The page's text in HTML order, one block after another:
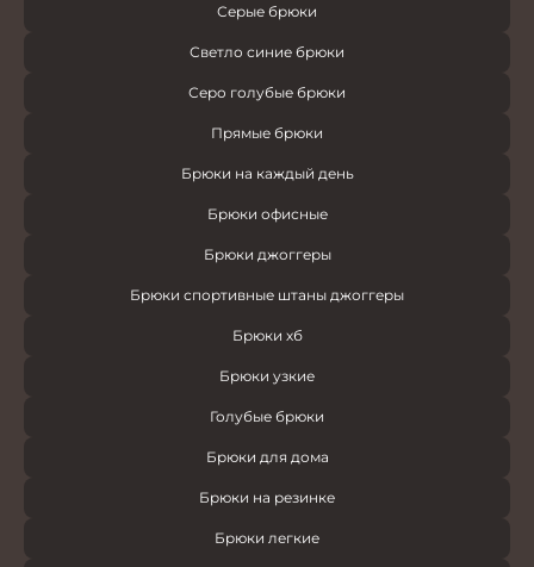
Серые брюки
Светло синие брюки
Серо голубые брюки
Прямые брюки
Брюки на каждый день
Брюки офисные
Брюки джоггеры
Брюки спортивные штаны джоггеры
Брюки хб
Брюки узкие
Голубые брюки
Брюки для дома
Брюки на резинке
Брюки легкие